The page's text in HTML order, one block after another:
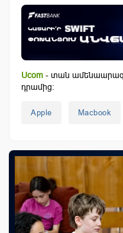
Ucom - տան ամենաարագ
դրամից:
Apple Macbook